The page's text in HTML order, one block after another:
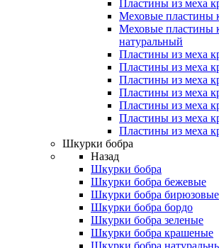
Пластины из меха
Меховые пластины
Меховые пластины
натуральный
Пластины из меха
Пластины из меха
Пластины из меха
Пластины из меха
Пластины из меха
Пластины из меха
Пластины из меха
Шкурки бобра
Назад
Шкурки бобра
Шкурки бобра бежевые
Шкурки бобра бирюзовые
Шкурки бобра бордо
Шкурки бобра зеленые
Шкурки бобра крашеные
Шкурки бобра